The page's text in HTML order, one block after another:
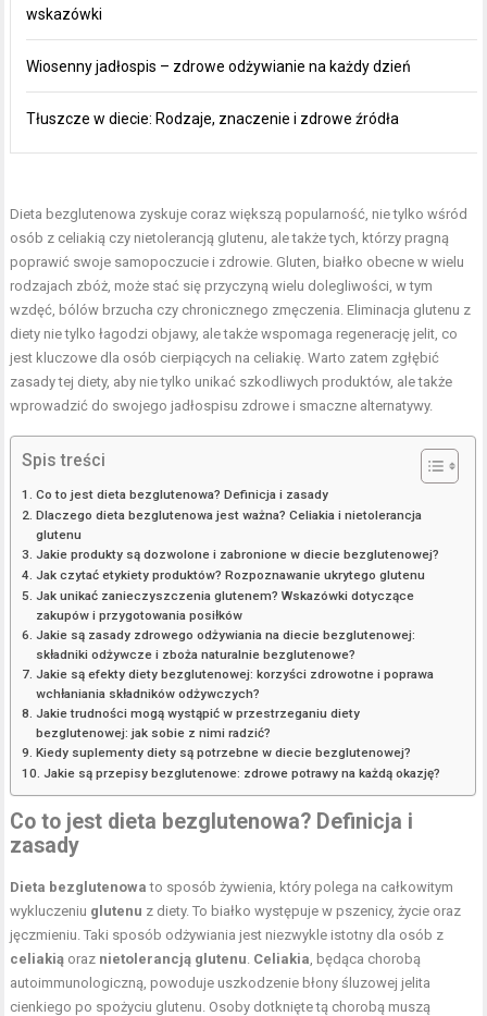
wskazówki
Wiosenny jadłospis – zdrowe odżywianie na każdy dzień
Tłuszcze w diecie: Rodzaje, znaczenie i zdrowe źródła
Dieta bezglutenowa zyskuje coraz większą popularność, nie tylko wśród
osób z celiakią czy nietolerancją glutenu, ale także tych, którzy pragną
poprawić swoje samopoczucie i zdrowie. Gluten, białko obecne w wielu
rodzajach zbóż, może stać się przyczyną wielu dolegliwości, w tym
wzdęć, bólów brzucha czy chronicznego zmęczenia. Eliminacja glutenu z
diety nie tylko łagodzi objawy, ale także wspomaga regenerację jelit, co
jest kluczowe dla osób cierpiących na celiakię. Warto zatem zgłębić
zasady tej diety, aby nie tylko unikać szkodliwych produktów, ale także
wprowadzić do swojego jadłospisu zdrowe i smaczne alternatywy.
Spis treści
Co to jest dieta bezglutenowa? Definicja i zasady
Dlaczego dieta bezglutenowa jest ważna? Celiakia i nietolerancja
glutenu
Jakie produkty są dozwolone i zabronione w diecie bezglutenowej?
Jak czytać etykiety produktów? Rozpoznawanie ukrytego glutenu
Jak unikać zanieczyszczenia glutenem? Wskazówki dotyczące
zakupów i przygotowania posiłków
Jakie są zasady zdrowego odżywiania na diecie bezglutenowej:
składniki odżywcze i zboża naturalnie bezglutenowe?
Jakie są efekty diety bezglutenowej: korzyści zdrowotne i poprawa
wchłaniania składników odżywczych?
Jakie trudności mogą wystąpić w przestrzeganiu diety
bezglutenowej: jak sobie z nimi radzić?
Kiedy suplementy diety są potrzebne w diecie bezglutenowej?
Jakie są przepisy bezglutenowe: zdrowe potrawy na każdą okazję?
Co to jest dieta bezglutenowa? Definicja i
zasady
Dieta bezglutenowa to sposób żywienia, który polega na całkowitym
wykluczeniu glutenu z diety. To białko występuje w pszenicy, życie oraz
jęczmieniu. Taki sposób odżywiania jest niezwykle istotny dla osób z
celiakią oraz nietolerancją glutenu Celiakia , będąca chorobą
autoimmunologiczną, powoduje uszkodzenie błony śluzowej jelita
cienkiego po spożyciu glutenu. Osoby dotknięte tą chorobą muszą